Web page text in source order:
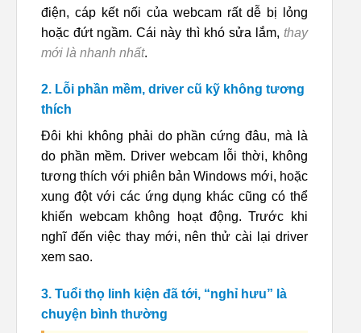
điện, cáp kết nối của webcam rất dễ bị lỏng
hoặc đứt ngầm. Cái này thì khó sửa lắm, thay
mới là nhanh nhất.
2. Lỗi phần mềm, driver cũ kỹ không tương
thích
Đôi khi không phải do phần cứng đâu, mà là
do phần mềm. Driver webcam lỗi thời, không
tương thích với phiên bản Windows mới, hoặc
xung đột với các ứng dụng khác cũng có thể
khiến webcam không hoạt động. Trước khi
nghĩ đến việc thay mới, nên thử cài lại driver
xem sao.
3. Tuổi thọ linh kiện đã tới, “nghỉ hưu” là
chuyện bình thường